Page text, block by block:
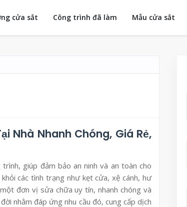
cửa sắt Công trình đã làm Mẫu cửa sắt
Nhà Nhanh Chóng, Giá Rẻ,
giúp đảm bảo an ninh và an toàn cho
các tình trạng như kẹt cửa, xệ cánh, hư
đơn vị sửa chữa uy tín, nhanh chóng và
nhằm đáp ứng nhu cầu đó, cung cấp dịch